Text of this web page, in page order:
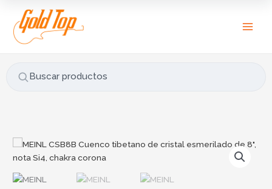
contenido
Buscar productos
u
s
r
:
MEINL
CSB8B
tibetano